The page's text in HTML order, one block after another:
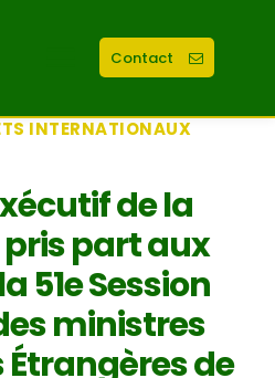
Contact
INTERNATIONAUX
de la
pris part aux
51e Session
ministres
de